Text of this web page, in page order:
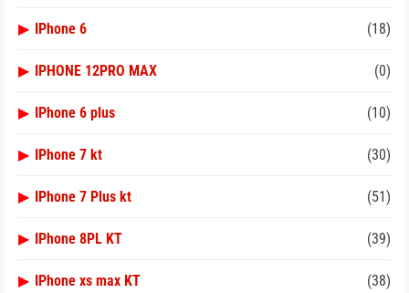
▶ IPhone 6 (18)
▶ IPHONE 12PRO MAX (0)
▶ IPhone 6 plus (10)
▶ IPhone 7 kt (30)
▶ IPhone 7 Plus kt (51)
▶ IPhone 8PL KT (39)
▶ IPhone xs max KT (38)